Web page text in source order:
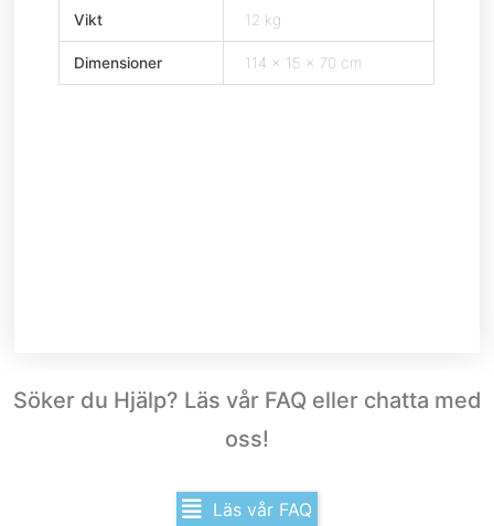
Vikt 12 kg
Dimensioner 114 × 15 × 70 cm
Söker du Hjälp? Läs vår FAQ eller chatta med
oss!
Läs vår FAQ